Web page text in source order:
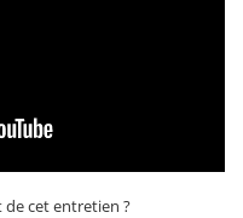
cet entretien ?